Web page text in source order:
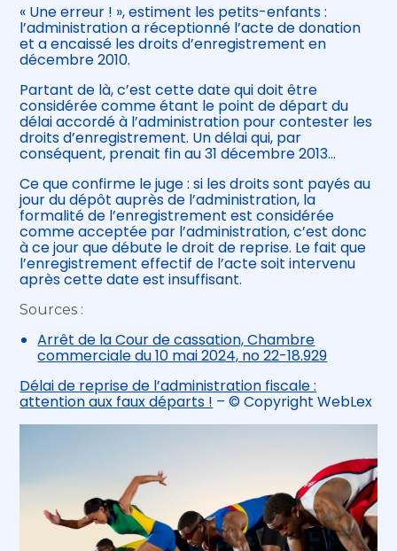
« Une erreur ! », estiment les petits-enfants :
l’administration a réceptionné l’acte de donation
et a encaissé les droits d’enregistrement en
décembre 2010.
Partant de là, c’est cette date qui doit être
considérée comme étant le point de départ du
délai accordé à l’administration pour contester les
droits d’enregistrement. Un délai qui, par
conséquent, prenait fin au 31 décembre 2013…
Ce que confirme le juge : si les droits sont payés au
jour du dépôt auprès de l’administration, la
formalité de l’enregistrement est considérée
comme acceptée par l’administration, c’est donc
à ce jour que débute le droit de reprise. Le fait que
l’enregistrement effectif de l’acte soit intervenu
après cette date est insuffisant.
Sources :
Arrêt de la Cour de cassation, Chambre
commerciale du 10 mai 2024, no 22-18.929
Délai de reprise de l’administration fiscale :
attention aux faux départs ! – © Copyright WebLex